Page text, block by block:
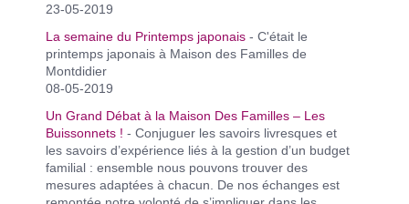
23-05-2019
La semaine du Printemps japonais - C'était le
printemps japonais à Maison des Familles de
Montdidier
08-05-2019
Un Grand Débat à la Maison Des Familles – Les
Buissonnets ! - Conjuguer les savoirs livresques et
les savoirs d’expérience liés à la gestion d’un budget
familial : ensemble nous pouvons trouver des
mesures adaptées à chacun. De nos échanges est